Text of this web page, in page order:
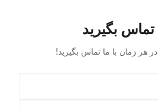
of times: from the world’s
shopping trolleys.
تماس بگیرید
هر زمان با ما تماس بگیرید!